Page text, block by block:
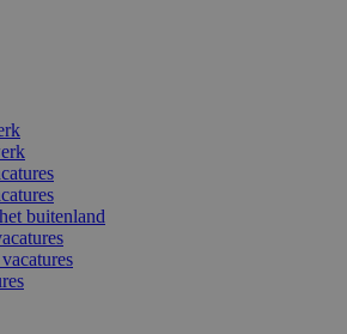
buitenland